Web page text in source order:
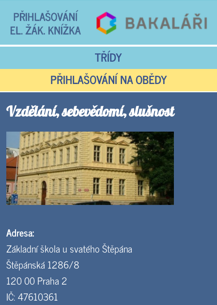
TŘÍDY
PŘIHLAŠOVÁNÍ NA OBĚDY
Vzdělání, sebevědomí, slušnost
Adresa:
Základní škola u svatého Štěpána
Štěpánská 1286/8
120 00 Praha 2
IČ: 47610361